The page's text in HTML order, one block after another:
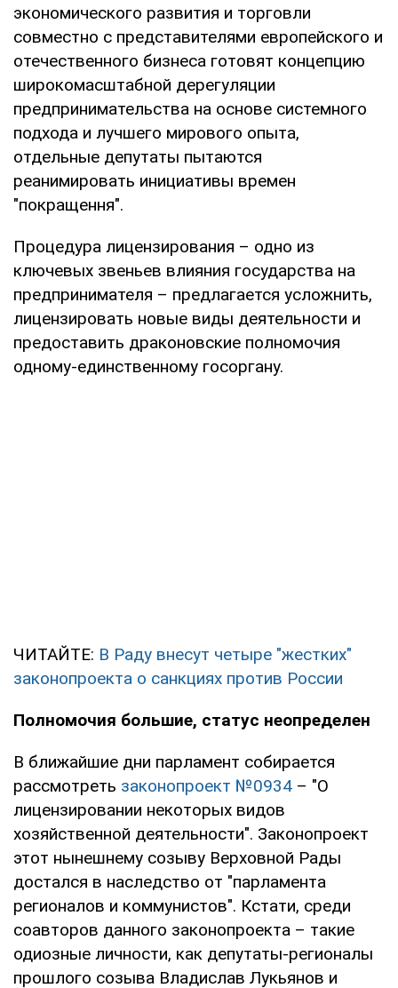
экономического развития и торговли
совместно с представителями европейского и
отечественного бизнеса готовят концепцию
широкомасштабной дерегуляции
предпринимательства на основе системного
подхода и лучшего мирового опыта,
отдельные депутаты пытаются
реанимировать инициативы времен
"покращення".
Процедура лицензирования – одно из
ключевых звеньев влияния государства на
предпринимателя – предлагается усложнить,
лицензировать новые виды деятельности и
предоставить драконовские полномочия
одному-единственному госоргану.
ЧИТАЙТЕ: В Раду внесут четыре "жестких"
законопроекта о санкциях против России
Полномочия большие, статус неопределен
В ближайшие дни парламент собирается
рассмотреть законопроект №0934 – "О
лицензировании некоторых видов
хозяйственной деятельности". Законопроект
этот нынешнему созыву Верховной Рады
достался в наследство от "парламента
регионалов и коммунистов". Кстати, среди
соавторов данного законопроекта – такие
одиозные личности, как депутаты-регионалы
прошлого созыва Владислав Лукьянов и